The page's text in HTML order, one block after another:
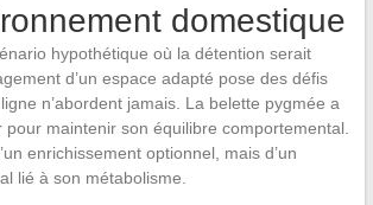
domestique
hypothétique où la détention serait
d’un espace adapté pose des défis
n’abordent jamais. La belette pygmée a
pour maintenir son équilibre comportemental.
enrichissement optionnel, mais d’un
lié à son métabolisme.